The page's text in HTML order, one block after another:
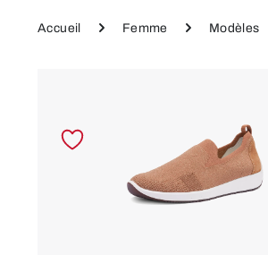
Accueil Femme Modèles